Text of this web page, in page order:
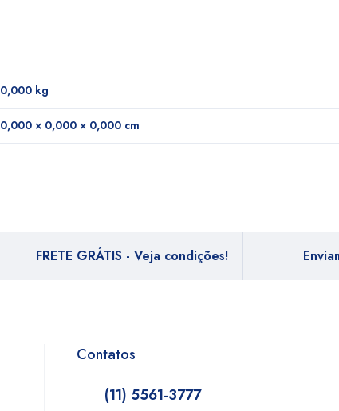
0,000 kg
0,000 × 0,000 × 0,000 cm
FRETE GRÁTIS - Veja condições!
Contatos
(11) 5561-3777